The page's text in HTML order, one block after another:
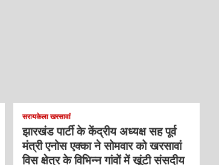
सरायकेला खरसावां
झारखंड पार्टी के केंद्रीय अध्यक्ष सह पूर्व
मंत्री एनोस एक्का ने सोमवार को खरसावां
विस क्षेत्र के विभिन्न गांवों में खूंटी संसदीय